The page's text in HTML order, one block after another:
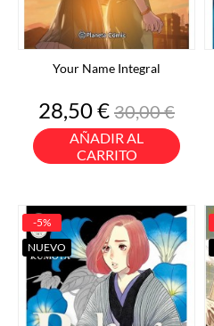
Your Name Integral
Precio
28,50 €Precio
base
30,00 €
AÑADIR AL
CARRITO
-5%
NUEVO